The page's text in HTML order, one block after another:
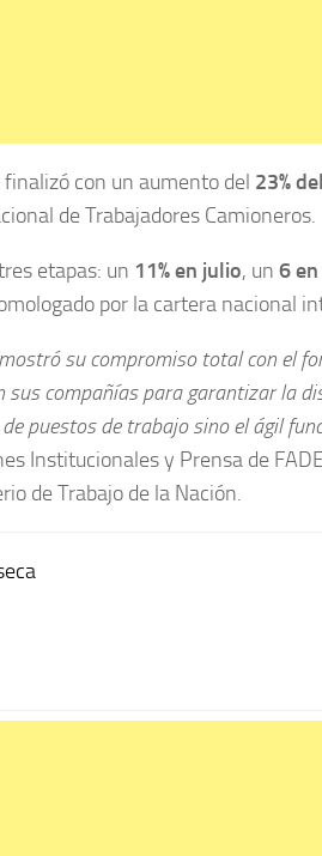
con un aumento del 23%
de Trabajadores Camioneros.
etapas: un 11% en julio, un 6
por la cartera nacional
su compromiso total con el
sus compañías para garantizar la
puestos de trabajo sino el ágil
Institucionales y Prensa de
de Trabajo de la Nación.